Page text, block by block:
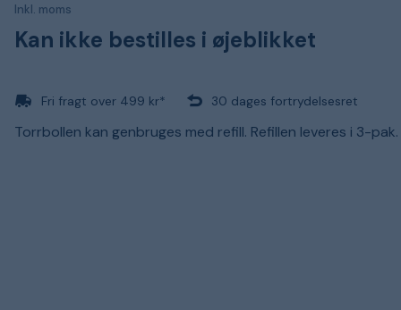
Inkl. moms
Kan ikke bestilles i øjeblikket
Fri fragt over 499 kr* 30 dages fortrydelsesret
Torrbollen kan genbruges med refill. Refillen leveres i 3-pak.